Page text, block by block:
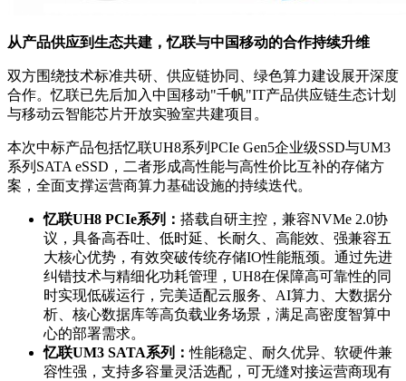
从产品供应到生态共建，忆联与中国移动的合作持续升维
双方围绕技术标准共研、供应链协同、绿色算力建设展开深度
合作。忆联已先后加入中国移动"千帆"IT产品供应链生态计划
与移动云智能芯片开放实验室共建项目。
本次中标产品包括忆联UH8系列PCIe Gen5企业级SSD与UM3
系列SATA eSSD，二者形成高性能与高性价比互补的存储方
案，全面支撑运营商算力基础设施的持续迭代。
忆联UH8 PCIe系列： 搭载自研主控，兼容NVMe 2.0协
议，具备高吞吐、低时延、长耐久、高能效、强兼容五
大核心优势，有效突破传统存储IO性能瓶颈。通过先进
纠错技术与精细化功耗管理，UH8在保障高可靠性的同
时实现低碳运行，完美适配云服务、AI算力、大数据分
析、核心数据库等高负载业务场景，满足高密度智算中
心的部署需求。
忆联UM3 SATA系列：性能稳定、耐久优异、软硬件兼
容性强，支持多容量灵活选配，可无缝对接运营商现有